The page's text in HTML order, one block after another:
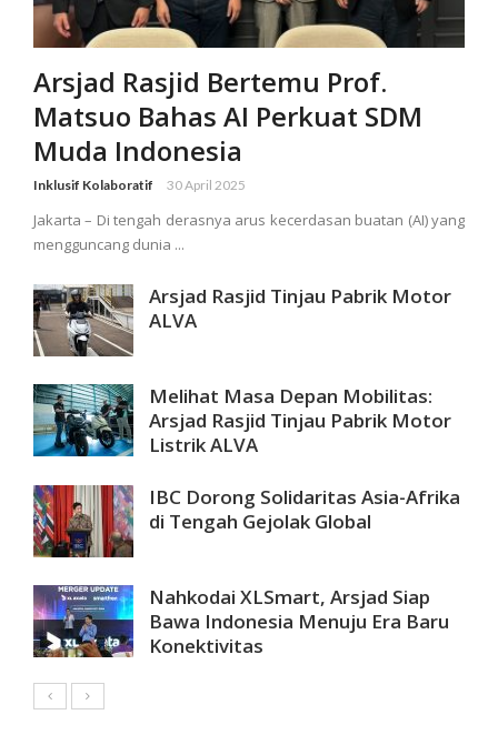
Arsjad Rasjid Bertemu Prof.
Matsuo Bahas AI Perkuat SDM
Muda Indonesia
Inklusif Kolaboratif 30 April 2025
Jakarta – Di tengah derasnya arus kecerdasan buatan (AI) yang
mengguncang dunia ...
Arsjad Rasjid Tinjau Pabrik Motor
ALVA
Melihat Masa Depan Mobilitas:
Arsjad Rasjid Tinjau Pabrik Motor
Listrik ALVA
IBC Dorong Solidaritas Asia-Afrika
di Tengah Gejolak Global
Nahkodai XLSmart, Arsjad Siap
Bawa Indonesia Menuju Era Baru
Konektivitas